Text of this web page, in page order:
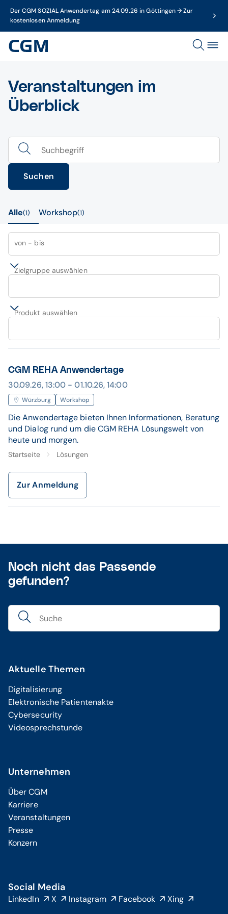
Der CGM SOZIAL Anwendertag am 24.09.26 in Göttingen → Zur
kostenlosen Anmeldung
Veranstaltungen im
Überblick
Suchen
Alle 1 Workshop 1
von - bis
Zielgruppe auswählen
Produkt auswählen
CGM REHA Anwendertage
30.09.26, 13:00 - 01.10.26, 14:00
Würzburg Workshop
Die Anwendertage bieten Ihnen Informationen, Beratung
und Dialog rund um die CGM REHA Lösungswelt von
heute und morgen.
Startseite Lösungen
Zur Anmeldung
Noch nicht das Passende
gefunden?
Aktuelle Themen
Digitalisierung
Elektronische Patientenakte
Cybersecurity
Videosprechstunde
Unternehmen
Über CGM
Karriere
Veranstaltungen
Presse
Konzern
Social Media
LinkedIn X Instagram Facebook Xing